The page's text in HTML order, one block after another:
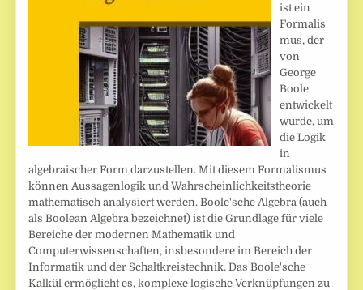
ist ein
Formalis
mus, der
von
George
Boole
entwickelt
wurde, um
die Logik
in
algebraischer Form darzustellen. Mit diesem Formalismus
können Aussagenlogik und Wahrscheinlichkeitstheorie
mathematisch analysiert werden. Boole'sche Algebra (auch
als Boolean Algebra bezeichnet) ist die Grundlage für viele
Bereiche der modernen Mathematik und
Computerwissenschaften, insbesondere im Bereich der
Informatik und der Schaltkreistechnik. Das Boole'sche
Kalkül ermöglicht es, komplexe logische Verknüpfungen zu